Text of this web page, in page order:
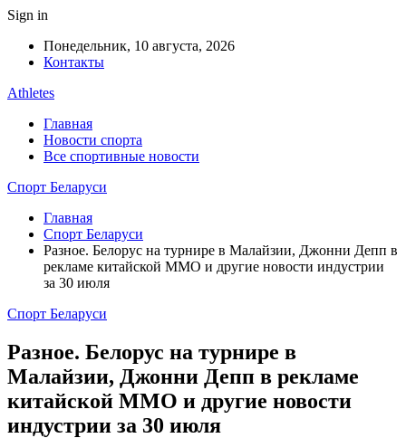
Sign in
Понедельник, 10 августа, 2026
Контакты
Athletes
Главная
Новости спорта
Все спортивные новости
Спорт Беларуси
Главная
Спорт Беларуси
Разное. Белорус на турнире в Малайзии, Джонни Депп в
рекламе китайской ММО и другие новости индустрии
за 30 июля
Спорт Беларуси
Разное. Белорус на турнире в
Малайзии, Джонни Депп в рекламе
китайской ММО и другие новости
индустрии за 30 июля